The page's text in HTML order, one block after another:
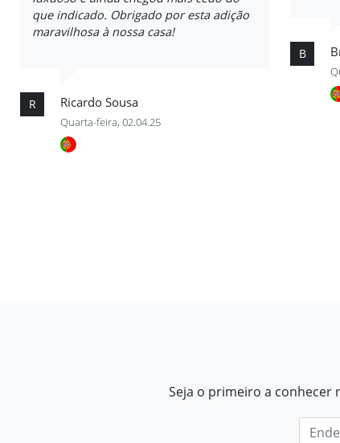
que indicado. Obrigado por esta adição
maravilhosa à nossa casa!
R Ricardo Sousa
Quarta-feira, 02.04.25
B
Seja o primeiro a conhecer